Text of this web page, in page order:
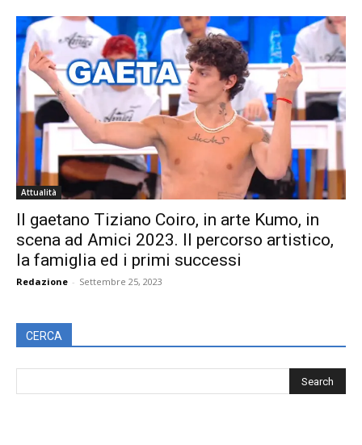
Attualità
Il gaetano Tiziano Coiro, in arte Kumo, in
scena ad Amici 2023. Il percorso artistico,
la famiglia ed i primi successi
Redazione - Settembre 25, 2023
CERCA